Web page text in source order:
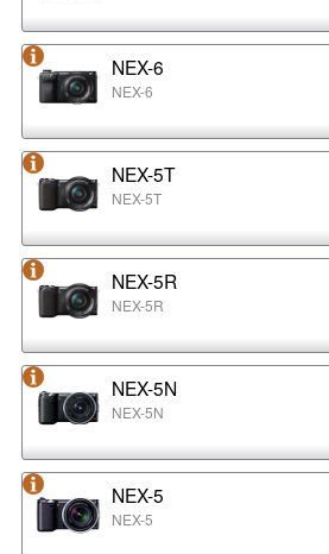
NEX-6
NEX-6
NEX-5T
NEX-5T
NEX-5R
NEX-5R
NEX-5N
NEX-5N
NEX-5
NEX-5